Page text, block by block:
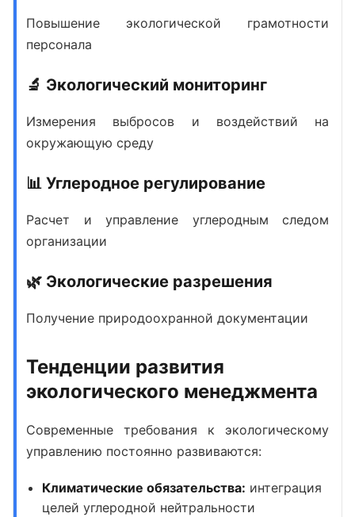
Повышение экологической грамотности
персонала
🔬 Экологический мониторинг
Измерения выбросов и воздействий на
окружающую среду
📊 Углеродное регулирование
Расчет и управление углеродным следом
организации
🌿 Экологические разрешения
Получение природоохранной документации
Тенденции развития
экологического менеджмента
Современные требования к экологическому
управлению постоянно развиваются:
Климатические обязательства: интеграция
целей углеродной нейтральности